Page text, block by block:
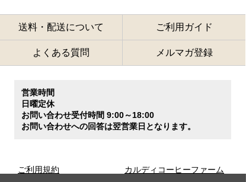
送料・配送について ご利用ガイド
よくある質問 メルマガ登録
営業時間
日曜定休
お問い合わせ受付時間 9:00～18:00
お問い合わせへの回答は翌営業日となります。
ご利用規約 カルディコーヒーファーム